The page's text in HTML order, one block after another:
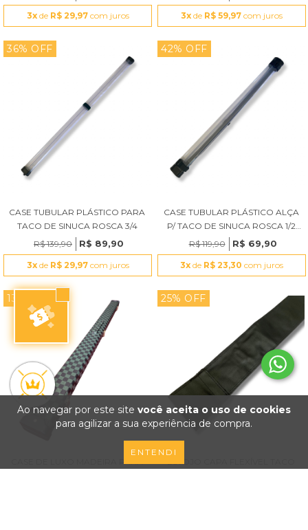
Ao navegar por este site você aceita o uso de cookies
para agilizar a sua experiência de compra.
ENTENDI
3xde R$ 29,97com juros 3x de R$ 59,97 com juros
36% OFF
CASE TUBULAR PLÁSTICO PARA
TACO DE SINUCA ROSCA 3/4
R$ 139,90
R$ 89,90
3xde R$ 29,97com juros
42% OFF
CASE TUBULAR PLÁSTICO ALÇA
P/ TACO DE SINUCA ROSCA 1/2
CENTRAL
R$ 119,90 R$ 69,90
3x de R$ 23,30 com juros
13% OFF 25% OFF